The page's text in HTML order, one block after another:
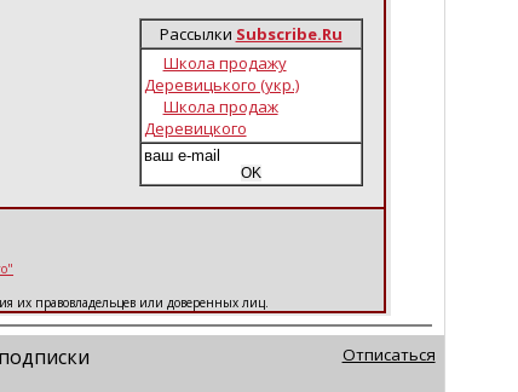
Рассылки Subscribe.Ru
Школа продажу
Деревицького (укр.)
Школа продаж
Деревицкого
их правовладельцев или доверенных лиц.
Отписаться